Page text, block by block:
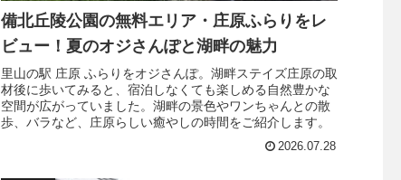
備北丘陵公園の無料エリア・庄原ふらりをレ
ビュー！夏のオジさんぽと湖畔の魅力
里山の駅 庄原 ふらりをオジさんぽ。湖畔ステイズ庄原の取
材後に歩いてみると、宿泊しなくても楽しめる自然豊かな
空間が広がっていました。湖畔の景色やワンちゃんとの散
歩、バラなど、庄原らしい癒やしの時間をご紹介します。
2026.07.28